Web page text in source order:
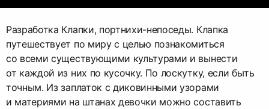
Разработка Клапки, портнихи-непоседы. Клапка
путешествует по миру с целью познакомиться
со всеми существующими культурами и вынести
от каждой из них по кусочку. По лоскутку, если быть
точным. Из заплаток с диковинными узорами
и материями на штанах девочки можно составить